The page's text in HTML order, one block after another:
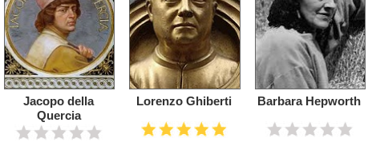
Jacopo della
Quercia
Lorenzo Ghiberti Barbara Hepworth